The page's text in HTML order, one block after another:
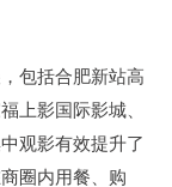
包括合肥新站高
上影国际影城、
观影有效提升了
圈内用餐、购